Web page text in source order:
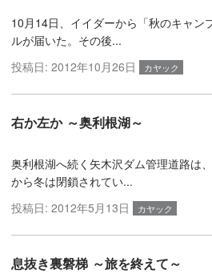
10月14日、イイダーから「秋のキャン
ルが届いた。その後...
投稿日: 2012年10月26日 カヤック
右か左か ～奥利根湖～
奥利根湖へ続く矢木沢ダム管理道路は
から冬は閉鎖されてい...
投稿日: 2012年5月13日 カヤック
息抜き裏磐梯 ～旅を終えて～